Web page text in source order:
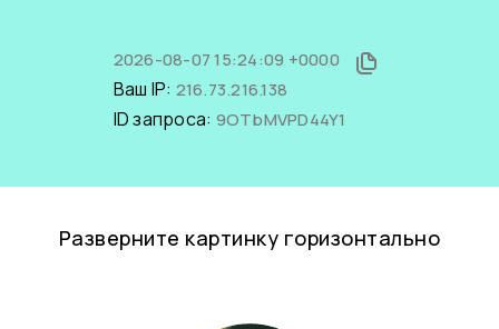
2026-08-07 15:24:09 +0000
Ваш IP: 216.73.216.138
ID запроса: 9OTbMVPD44Y1
Разверните картинку горизонтально